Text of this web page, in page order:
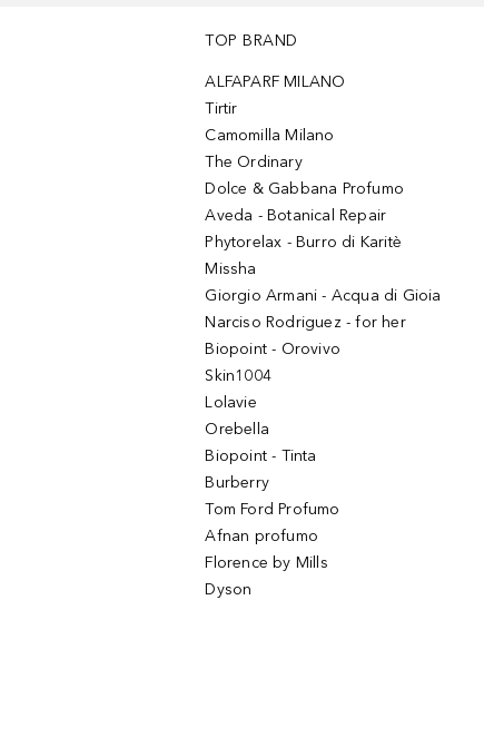
TOP BRAND
ALFAPARF MILANO
Tirtir
Camomilla Milano
The Ordinary
Dolce & Gabbana Profumo
Aveda - Botanical Repair
Phytorelax - Burro di Karitè
Missha
Giorgio Armani - Acqua di Gioia
Narciso Rodriguez - for her
Biopoint - Orovivo
Skin1004
Lolavie
Orebella
Biopoint - Tinta
Burberry
Tom Ford Profumo
Afnan profumo
Florence by Mills
Dyson